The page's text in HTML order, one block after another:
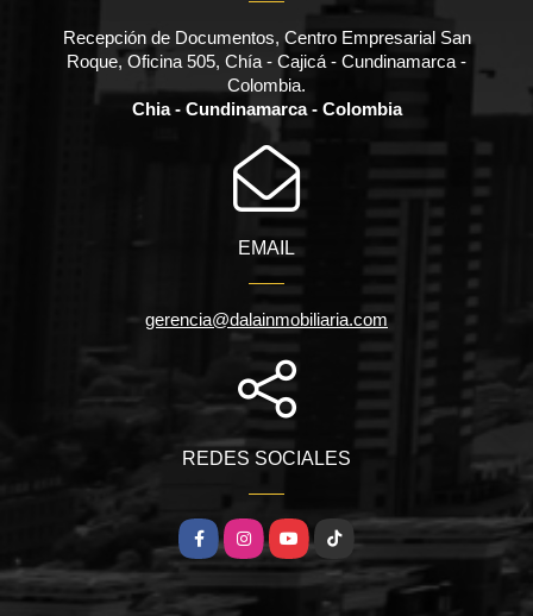
Recepción de Documentos, Centro Empresarial San
Roque, Oficina 505, Chía - Cajicá - Cundinamarca -
Colombia.
Chia - Cundinamarca - Colombia
EMAIL
gerencia@dalainmobiliaria.com
REDES SOCIALES
FacebookInstagramYouTube
TikTok